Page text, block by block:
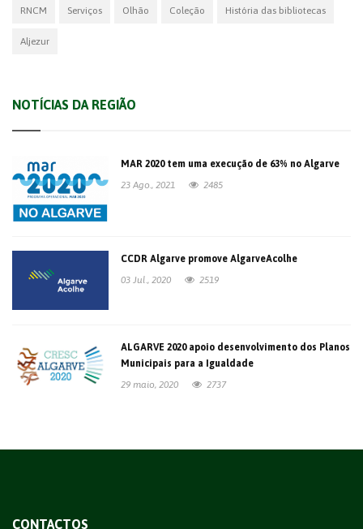
RNCM Serviços Olhão Coleção História das bibliotecas
Aljezur
NOTÍCIAS DA REGIÃO
MAR 2020 tem uma execução de 63% no Algarve
23 Ago., 2021
2485
CCDR Algarve promove AlgarveAcolhe
03 Jul., 2020
2519
ALGARVE 2020 apoio desenvolvimento dos Planos
Municipais para a Igualdade
29 maio, 2020
2737
CONTACTOS